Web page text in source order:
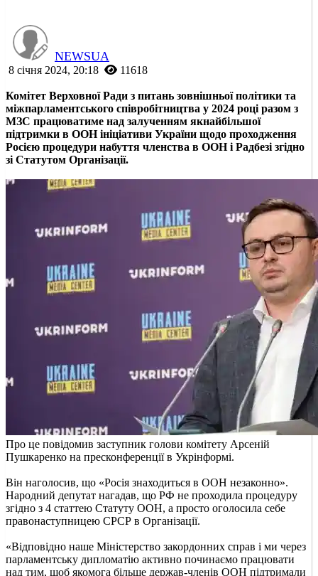
NEWSUA
8 січня 2024, 20:18 11618
Комітет Верховної Ради з питань зовнішньої політики та
міжпарламентського співробітництва у 2024 році разом з
МЗС працюватиме над залученням якнайбільшої
підтримки в ООН ініціативи України щодо проходження
Росією процедури набуття членства в ООН і Радбезі згідно
зі Статутом Організації.
Про це повідомив заступник голови комітету Арсеній
Пушкаренко на пресконференції в Укрінформі.
Він наголосив, що «Росія знаходиться в ООН незаконно».
Народний депутат нагадав, що РФ не проходила процедуру
згідно з 4 статтею Статуту ООН, а просто оголосила себе
правонаступницею СРСР в Організації.
«Відповідно наше Міністерство закордонних справ і ми через
парламентську дипломатію активно починаємо працювати
над тим, щоб якомога більше держав-членів ООН підтримали